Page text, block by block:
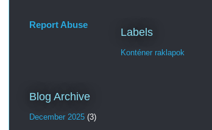
Report Abuse
Labels
Konténer raklapok
Blog Archive
December 2025 (3)